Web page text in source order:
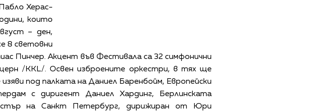
Херас-
които
– ден,
8 световни
Пинчер. Акцент във Фестивала са 32 симфонични
/KKL/. Освен изброените оркестри, в тях ще
под палката на Даниел Баренбойм, Европейски
с диригент Даниел Хардинг, Берлинската
на Санкт Петербург, дирижиран от Юри